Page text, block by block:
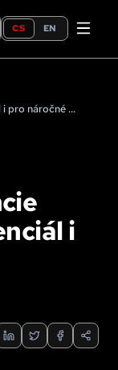
CS EN
Nový model z Francie ukazuje velký potenciál i pro náročné programátory
i